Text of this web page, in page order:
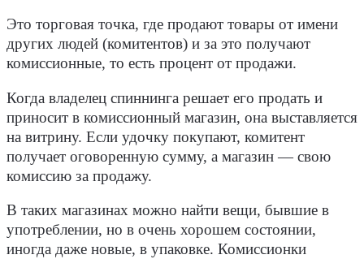
Это торговая точка, где продают товары от имени
других людей (комитентов) и за это получают
комиссионные, то есть процент от продажи.
Когда владелец спиннинга решает его продать и
приносит в комиссионный магазин, она выставляется
на витрину. Если удочку покупают, комитент
получает оговоренную сумму, а магазин — свою
комиссию за продажу.
В таких магазинах можно найти вещи, бывшие в
употреблении, но в очень хорошем состоянии,
иногда даже новые, в упаковке. Комиссионки